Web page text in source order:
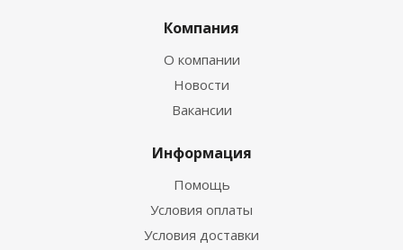
Компания
О компании
Новости
Вакансии
Информация
Помощь
Условия оплаты
Условия доставки